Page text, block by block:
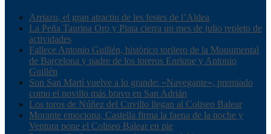
Arriazu, el gran atractiu de les festes de l’Aldea
La Peña Taurina Oro y Plata cierra un mes de julio repleto de
actividades
Fallece Antonio Guillén, histórico torilero de la Monumental
de Barcelona y padre de los toreros Enrique y Antonio
Guillén
Son San Martí vuelve a lo grande: «Navegante», premiado
como el novillo más bravo en San Adrián
Los toros de Núñez del Cuvillo llegan al Coliseo Balear
Morante emociona, Castella firma la faena de la noche y
Ventura pone el Coliseo Balear en pie